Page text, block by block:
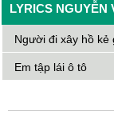
LYRICS NGUYỄN
Người đi xây hồ kẻ
Em tập lái ô tô